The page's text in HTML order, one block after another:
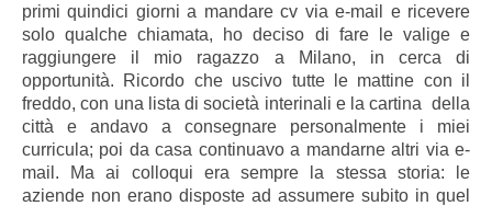
primi quindici giorni a mandare cv via e-mail e ricevere
solo qualche chiamata, ho deciso di fare le valige e
raggiungere il mio ragazzo a Milano, in cerca di
opportunità. Ricordo che uscivo tutte le mattine con il
freddo, con una lista di società interinali e la cartina della
città e andavo a consegnare personalmente i miei
curricula; poi da casa continuavo a mandarne altri via e-
mail. Ma ai colloqui era sempre la stessa storia: le
aziende non erano disposte ad assumere subito in quel